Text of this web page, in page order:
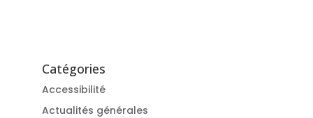
Catégories
Accessibilité
Actualités générales